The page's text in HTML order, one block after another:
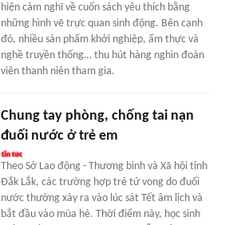
hiện cảm nghĩ về cuốn sách yêu thích bằng
những hình vẽ trực quan sinh động. Bên cạnh
đó, nhiều sản phẩm khởi nghiệp, ẩm thực và
nghề truyền thống… thu hút hàng nghìn đoàn
viên thanh niên tham gia.
Chung tay phòng, chống tai nạn
đuối nước ở trẻ em
Theo Sở Lao động - Thương binh và Xã hội tỉnh
Đắk Lắk, các trường hợp trẻ tử vong do đuối
nước thường xảy ra vào lúc sát Tết âm lịch và
bắt đầu vào mùa hè. Thời điểm này, học sinh